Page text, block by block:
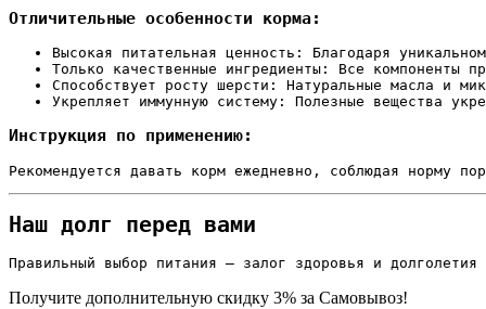
Отличительные особенности корма:
Высокая питательная ценность: Благодаря
Только качественные ингредиенты: Все компоненты
Способствует росту шерсти: Натуральные масла и
Укрепляет иммунную систему: Полезные вещества
Инструкция по применению:
Рекомендуется давать корм ежедневно, соблюдая норму
Наш долг перед вами
Правильный выбор питания — залог здоровья и
Получите дополнительную скидку 3% за Самовывоз!